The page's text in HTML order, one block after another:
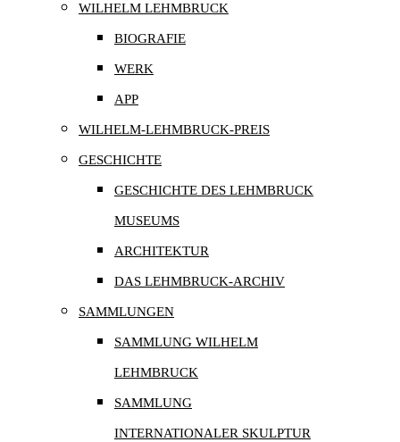
WILHELM LEHMBRUCK
BIOGRAFIE
WERK
APP
WILHELM-LEHMBRUCK-PREIS
GESCHICHTE
GESCHICHTE DES LEHMBRUCK
MUSEUMS
ARCHITEKTUR
DAS LEHMBRUCK-ARCHIV
SAMMLUNGEN
SAMMLUNG WILHELM
LEHMBRUCK
SAMMLUNG
INTERNATIONALER SKULPTUR